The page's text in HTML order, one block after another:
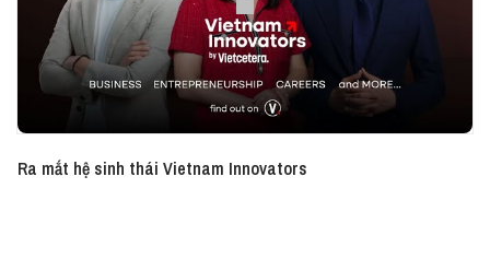
Ra mắt hệ sinh thái Vietnam Innovators